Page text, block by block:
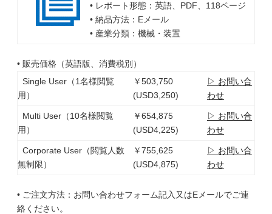
• レポート形態：英語、PDF、118ページ
• 納品方法：Eメール
• 産業分類：機械・装置
• 販売価格（英語版、消費税別）
Single User（1名様閲覧
用）
￥503,750
(USD3,250)
▷ お問い合
わせ
Multi User（10名様閲覧
用）
￥654,875
(USD4,225)
▷ お問い合
わせ
Corporate User（閲覧人数
無制限）
￥755,625
(USD4,875)
▷ お問い合
わせ
• ご注文方法：お問い合わせフォーム記入又はEメールでご連
絡ください。